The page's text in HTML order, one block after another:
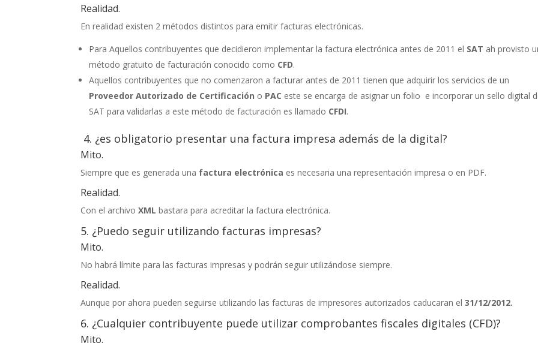
Realidad.
En realidad existen 2 métodos distintos para emitir facturas electrónicas.
Para Aquellos contribuyentes que decidieron implementar la factura electrónica antes de 2011 el SAT ah provisto
método gratuito de facturación conocido como CFD.
Aquellos contribuyentes que no comenzaron a facturar antes de 2011 tienen que adquirir los servicios de un
Proveedor Autorizado de Certificación o PAC este se encarga de asignar un folio e incorporar un sello digital
SAT para validarlas a este método de facturación es llamado CFDI.
4. ¿es obligatorio presentar una factura impresa además de la digital?
Mito.
Siempre que es generada una factura electrónica es necesaria una representación impresa o en PDF.
Realidad.
Con el archivoXML bastara para acreditar la factura electrónica.
5. ¿Puedo seguir utilizando facturas impresas?
Mito.
No habrá límite para las facturas impresas y podrán seguir utilizándose siempre.
Realidad.
Aunque por ahora pueden seguirse utilizando las facturas de impresores autorizados caducaran el31/12/2012.
6. ¿Cualquier contribuyente puede utilizar comprobantes fiscales digitales (CFD)?
Mito.